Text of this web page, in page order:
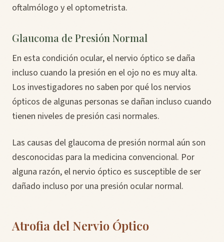
oftalmólogo y el optometrista.
Glaucoma de Presión Normal
En esta condición ocular, el nervio óptico se daña
incluso cuando la presión en el ojo no es muy alta.
Los investigadores no saben por qué los nervios
ópticos de algunas personas se dañan incluso cuando
tienen niveles de presión casi normales.
Las causas del glaucoma de presión normal aún son
desconocidas para la medicina convencional. Por
alguna razón, el nervio óptico es susceptible de ser
dañado incluso por una presión ocular normal.
Atrofia del Nervio Óptico